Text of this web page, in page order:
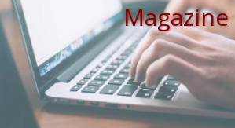
Magazine